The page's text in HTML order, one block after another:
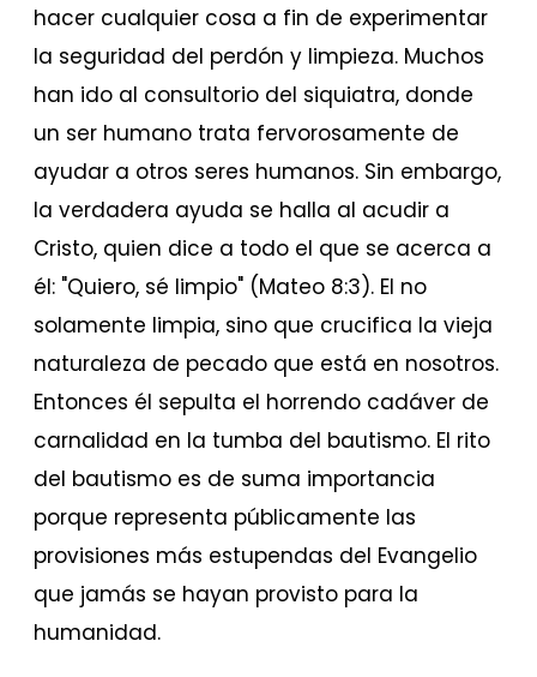
hacer cualquier cosa a fin de experimentar
la seguridad del perdón y limpieza. Muchos
han ido al consultorio del siquiatra, donde
un ser humano trata fervorosamente de
ayudar a otros seres humanos. Sin embargo,
la verdadera ayuda se halla al acudir a
Cristo, quien dice a todo el que se acerca a
él: "Quiero, sé limpio" (Mateo 8:3). El no
solamente limpia, sino que crucifica la vieja
naturaleza de pecado que está en nosotros.
Entonces él sepulta el horrendo cadáver de
carnalidad en la tumba del bautismo. El rito
del bautismo es de suma importancia
porque representa públicamente las
provisiones más estupendas del Evangelio
que jamás se hayan provisto para la
humanidad.